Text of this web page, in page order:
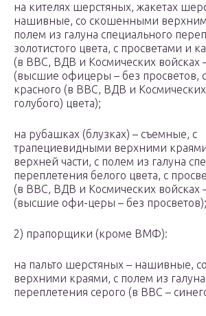
на кителях шерстяных, жакетах
нашивные, со скошенными
полем из галуна специального
золотистого цвета, с просветами и
(в ВВС, ВДВ и Космических войсках
(высшие офицеры – без просветов,
красного (в ВВС, ВДВ и Космических
голубого) цвета);
на рубашках (блузках) – съемные, с
трапециевидными верхними
верхней части, с полем из галуна
переплетения белого цвета, с
(в ВВС, ВДВ и Космических войсках
(высшие офи-церы – без просветов);
2) прапорщики (кроме ВМФ):
на пальто шерстяных – нашивные,
верхними краями, с полем из
переплетения серого (в ВВС –